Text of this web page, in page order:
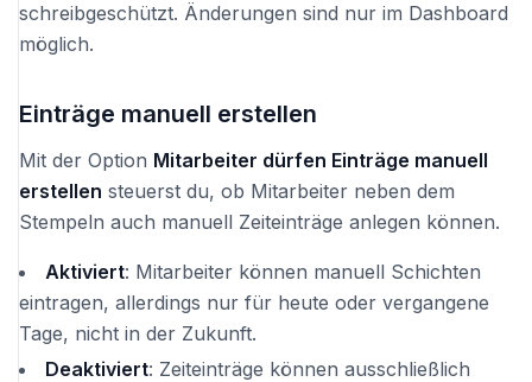
schreibgeschützt. Änderungen sind nur im Dashboard
möglich.
Einträge manuell erstellen
Mit der Option Mitarbeiter dürfen Einträge manuell
erstellen steuerst du, ob Mitarbeiter neben dem
Stempeln auch manuell Zeiteinträge anlegen können.
Aktiviert: Mitarbeiter können manuell Schichten
eintragen, allerdings nur für heute oder vergangene
Tage, nicht in der Zukunft.
Deaktiviert: Zeiteinträge können ausschließlich